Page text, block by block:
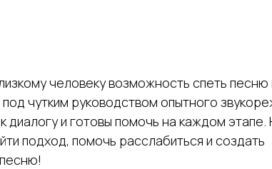
человеку возможность спеть песню
под чутким руководством опытного
диалогу и готовы помочь на каждом
подход, помочь расслабиться и создать